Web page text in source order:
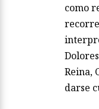
como
Reina,
darse